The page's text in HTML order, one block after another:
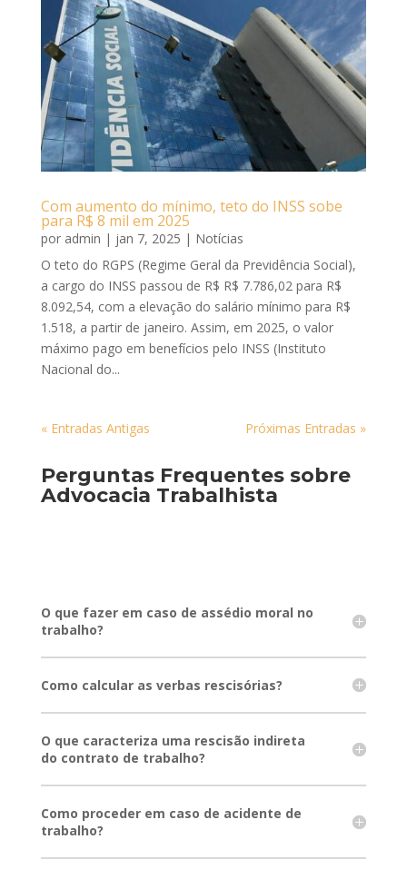
Com aumento do mínimo, teto do INSS sobe
para R$ 8 mil em 2025
por admin | jan 7, 2025 | Notícias
O teto do RGPS (Regime Geral da Previdência Social),
a cargo do INSS passou de R$ R$ 7.786,02 para R$
8.092,54, com a elevação do salário mínimo para R$
1.518, a partir de janeiro. Assim, em 2025, o valor
máximo pago em benefícios pelo INSS (Instituto
Nacional do...
« Entradas Antigas Próximas Entradas »
Perguntas Frequentes sobre
Advocacia Trabalhista
O que fazer em caso de assédio moral no
trabalho?
Como calcular as verbas rescisórias?
O que caracteriza uma rescisão indireta
do contrato de trabalho?
Como proceder em caso de acidente de
trabalho?